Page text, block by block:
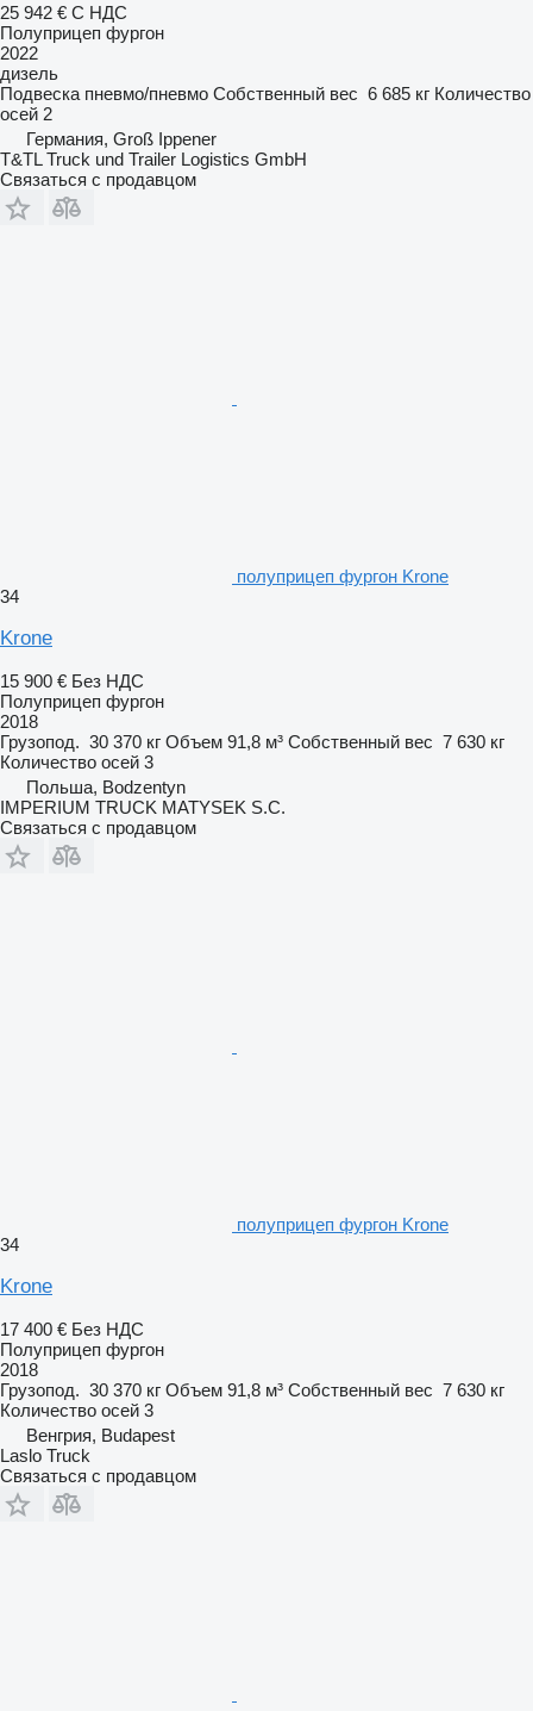
25 942 € С НДС
Полуприцеп фургон
2022
дизель
Подвеска пневмо/пневмо Собственный вес 6 685 кг Количество
осей 2
Германия, Groß Ippener
T&TL Truck und Trailer Logistics GmbH
Связаться с продавцом
полуприцеп фургон Krone
34
Krone
15 900 € Без НДС
Полуприцеп фургон
2018
Грузопод. 30 370 кг Объем 91,8 м³ Собственный вес 7 630 кг
Количество осей 3
Польша, Bodzentyn
IMPERIUM TRUCK MATYSEK S.C.
Связаться с продавцом
полуприцеп фургон Krone
34
Krone
17 400 € Без НДС
Полуприцеп фургон
2018
Грузопод. 30 370 кг Объем 91,8 м³ Собственный вес 7 630 кг
Количество осей 3
Венгрия, Budapest
Laslo Truck
Связаться с продавцом